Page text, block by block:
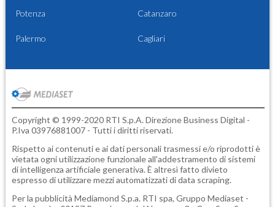
Potenza Catanzaro
Palermo Cagliari
Copyright © 1999-2020 RTI S.p.A. Direzione Business Digital -
P.Iva 03976881007 - Tutti i diritti riservati.
Rispetto ai contenuti e ai dati personali trasmessi e/o riprodotti è
vietata ogni utilizzazione funzionale all'addestramento di sistemi
di intelligenza artificiale generativa. È altresì fatto divieto
espresso di utilizzare mezzi automatizzati di data scraping.
Per la pubblicità Mediamond S.p.a. RTI spa, Gruppo Mediaset -